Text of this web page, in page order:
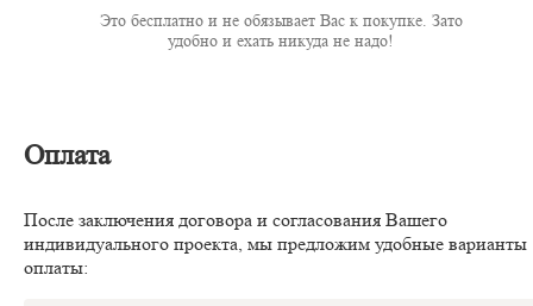
Это бесплатно и не обязывает Вас к покупке. Зато
удобно и ехать никуда не надо!
Оплата
После заключения договора и согласования Вашего
индивидуального проекта, мы предложим удобные варианты
оплаты: